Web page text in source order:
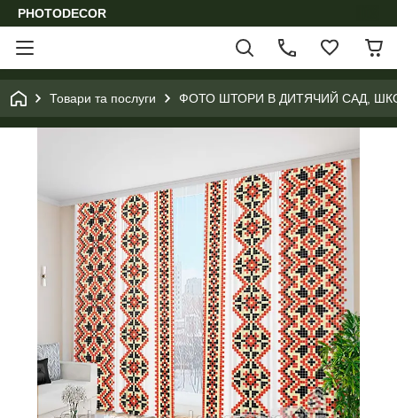
PHOTODECOR
Товари та послуги ФОТО ШТОРИ В ДИТЯЧИЙ САД,